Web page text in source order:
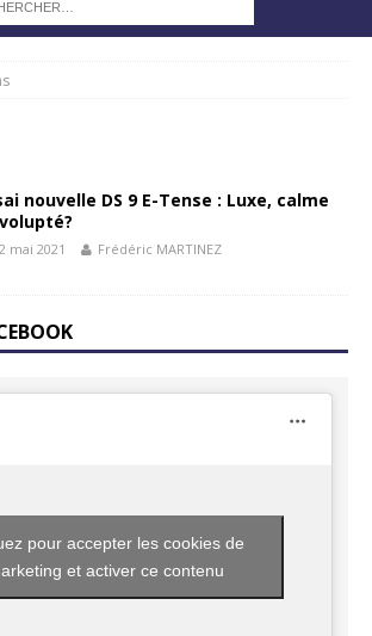
nouvelle DS 9 E-Tense : Luxe, calme
mai 2021 Frédéric MARTINEZ
pour accepter les cookies de
et activer ce contenu